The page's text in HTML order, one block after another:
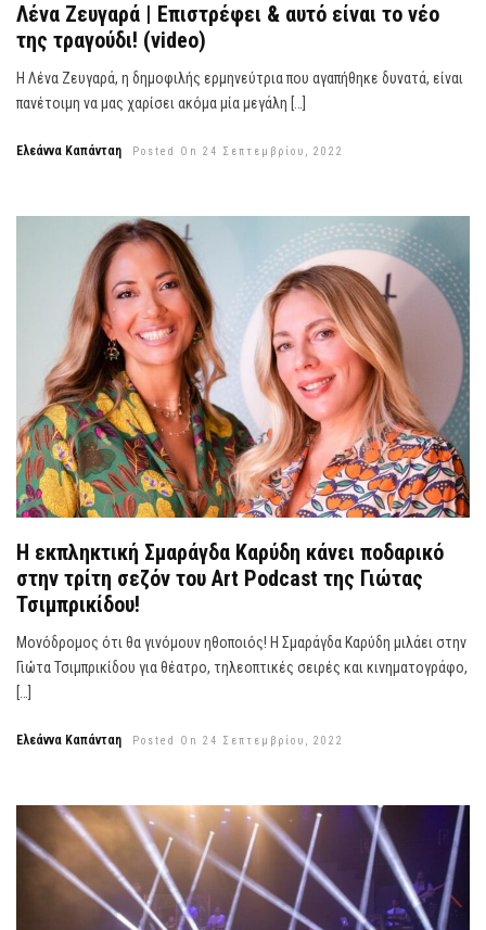
Λένα Ζευγαρά | Επιστρέφει & αυτό είναι το νέο
της τραγούδι! (video)
Η Λένα Ζευγαρά, η δημοφιλής ερμηνεύτρια που αγαπήθηκε δυνατά, είναι
πανέτοιμη να μας χαρίσει ακόμα μία μεγάλη […]
Ελεάννα Καπάνταη Posted On 24 Σεπτεμβρίου, 2022
Η εκπληκτική Σμαράγδα Καρύδη κάνει ποδαρικό
στην τρίτη σεζόν του Art Podcast της Γιώτας
Τσιμπρικίδου!
Μονόδρομος ότι θα γινόμουν ηθοποιός! Η Σμαράγδα Καρύδη μιλάει στην
Γιώτα Τσιμπρικίδου για θέατρο, τηλεοπτικές σειρές και κινηματογράφο,
[…]
Ελεάννα Καπάνταη Posted On 24 Σεπτεμβρίου, 2022